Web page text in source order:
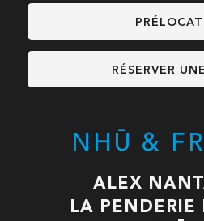
RÉSERVER
NHŪ &
ALEX
LA PENDERIE